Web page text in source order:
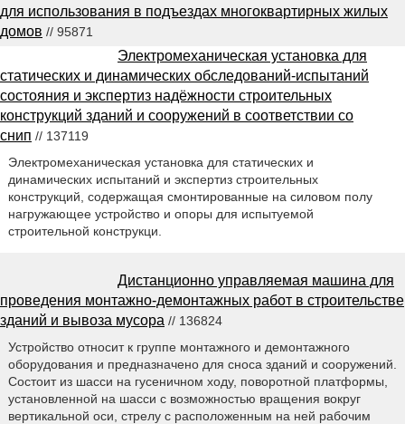
для использования в подъездах многоквартирных жилых
домов // 95871
Электромеханическая установка для
статических и динамических обследований-испытаний
состояния и экспертиз надёжности строительных
конструкций зданий и сооружений в соответствии со
снип // 137119
Электромеханическая установка для статических и
динамических испытаний и экспертиз строительных
конструкций, содержащая смонтированные на силовом полу
нагружающее устройство и опоры для испытуемой
строительной конструкци.
Дистанционно управляемая машина для
проведения монтажно-демонтажных работ в строительстве
зданий и вывоза мусора // 136824
Устройство относит к группе монтажного и демонтажного
оборудования и предназначено для сноса зданий и сооружений.
Состоит из шасси на гусеничном ходу, поворотной платформы,
установленной на шасси с возможностью вращения вокруг
вертикальной оси, стрелу с расположенным на ней рабочим